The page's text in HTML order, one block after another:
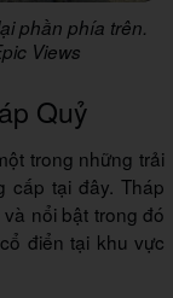
phần phía trên.
Views
Quỷ
trong những trải
cấp tại đây. Tháp
nổi bật trong đó
điển tại khu vực